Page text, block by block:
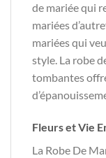
de mariée qui
mariées
mariées qui
style. La robe
tombantes
Fleurs et Vie
La Robe De